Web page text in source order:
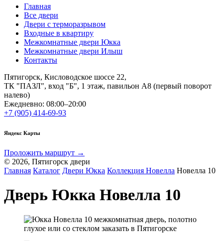
Главная
Все двери
Двери с терморазрывом
Входные в квартиру
Межкомнатные двери Юкка
Межкомнатные двери Илыш
Контакты
Пятигорск, Кисловодское шоссе 22,
ТК "ПАЗЛ", вход "Б", 1 этаж, павильон А8 (первый поворот
налево)
Ежедневно: 08:00–20:00
+7 (905) 414-69-93
Яндекс Карты
Проложить маршрут →
© 2026, Пятигорск двери
Главная Каталог Двери Юкка Коллекция Новелла Новелла 10
Дверь Юкка Новелла 10